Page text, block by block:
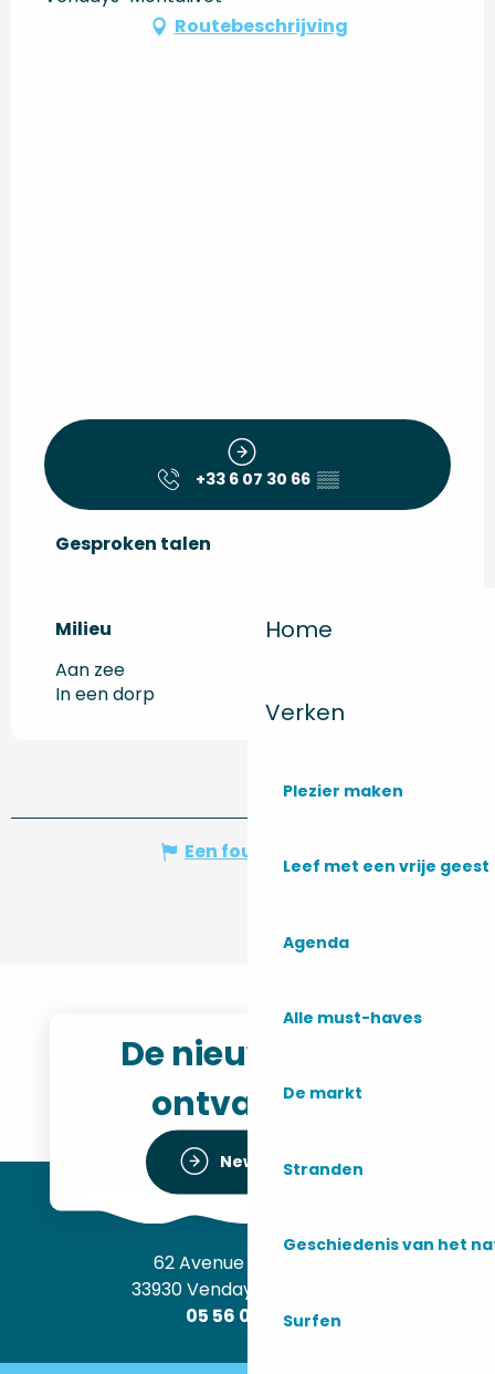
Home
Verken
Plezier maken
Leef met een vrije geest
Agenda
Alle must-haves
De markt
Stranden
Geschiedenis van het
Surfen
Routebeschrijving
+33 6 07 30 66 ▒▒
Gesproken talen
Gesproken talen
Milieu
Milieu
Aan zee
In een dorp
Een fout melden
De nieuwsbrief
ontvangen
Newsletter
62 Avenue de l’Océan
33930 Vendays-Montalivet
05 56 09 30 12